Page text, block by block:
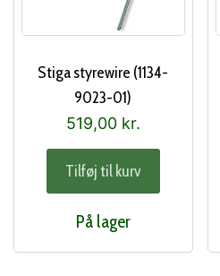
Stiga styrewire (1134-
9023-01)
519,00 kr.
Tilføj til kurv
På lager